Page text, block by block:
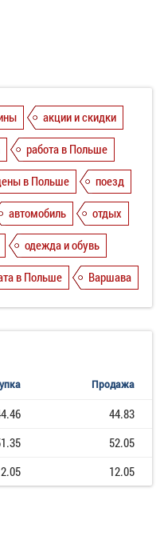
акции и скидки
работа в Польше
в Польше
поезд
автомобиль
отдых
одежда и обувь
в Польше Варшава
Продажа
44.83
52.05
12.05